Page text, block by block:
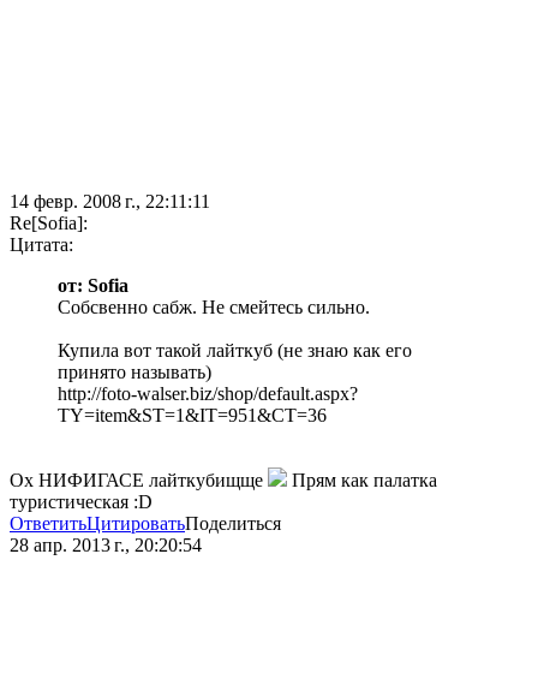
14 февр. 2008 г., 22:11:11
Re[Sofia]:
Цитата:
от: Sofia
Собсвенно сабж. Не смейтесь сильно.
Купила вот такой лайткуб (не знаю как его
принято называть)
http://foto-walser.biz/shop/default.aspx?
TY=item&ST=1&IT=951&CT=36
Ох НИФИГАСЕ лайткубищще
Прям как палатка
туристическая :D
ОтветитьЦитироватьПоделиться
28 апр. 2013 г., 20:20:54